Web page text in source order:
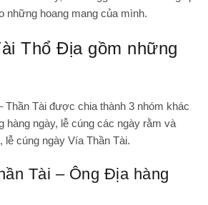
những hoang mang của mình.
Thổ Địa gồm những
Thần Tài được chia thành 3 nhóm khác
hàng ngày, lễ cúng các ngày rằm và
lễ cúng ngày Vía Thần Tài.
Tài – Ông Địa hàng